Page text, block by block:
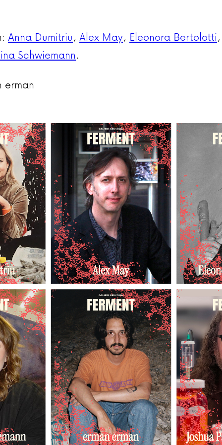
Anna Dumitriu, Alex May, Eleonora Bertolotti
Schwiemann.